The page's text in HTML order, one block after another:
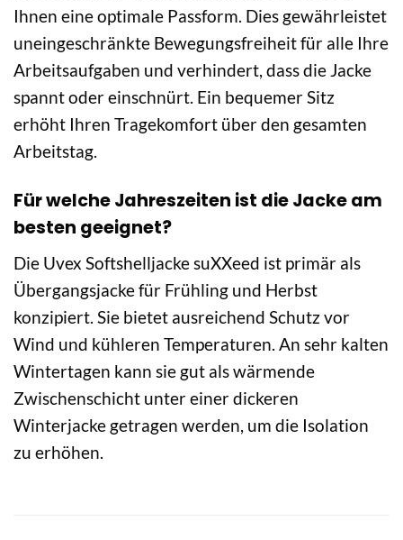
Ihnen eine optimale Passform. Dies gewährleistet
uneingeschränkte Bewegungsfreiheit für alle Ihre
Arbeitsaufgaben und verhindert, dass die Jacke
spannt oder einschnürt. Ein bequemer Sitz
erhöht Ihren Tragekomfort über den gesamten
Arbeitstag.
Für welche Jahreszeiten ist die Jacke am
besten geeignet?
Die Uvex Softshelljacke suXXeed ist primär als
Übergangsjacke für Frühling und Herbst
konzipiert. Sie bietet ausreichend Schutz vor
Wind und kühleren Temperaturen. An sehr kalten
Wintertagen kann sie gut als wärmende
Zwischenschicht unter einer dickeren
Winterjacke getragen werden, um die Isolation
zu erhöhen.